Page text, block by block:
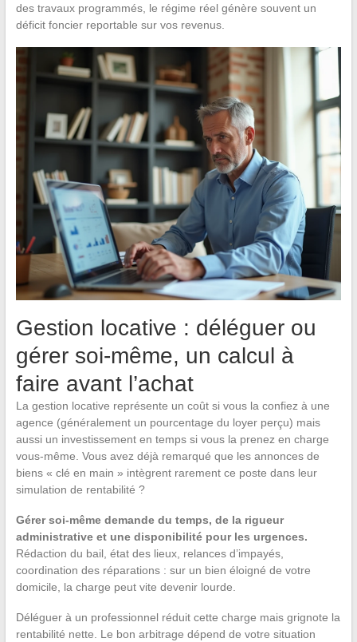
des travaux programmés, le régime réel génère souvent un
déficit foncier reportable sur vos revenus.
Gestion locative : déléguer ou
gérer soi-même, un calcul à
faire avant l’achat
La gestion locative représente un coût si vous la confiez à une
agence (généralement un pourcentage du loyer perçu) mais
aussi un investissement en temps si vous la prenez en charge
vous-même. Vous avez déjà remarqué que les annonces de
biens « clé en main » intègrent rarement ce poste dans leur
simulation de rentabilité ?
Gérer soi-même demande du temps, de la rigueur
administrative et une disponibilité pour les urgences.
Rédaction du bail, état des lieux, relances d’impayés,
coordination des réparations : sur un bien éloigné de votre
domicile, la charge peut vite devenir lourde.
Déléguer à un professionnel réduit cette charge mais grignote la
rentabilité nette. Le bon arbitrage dépend de votre situation